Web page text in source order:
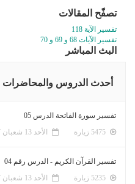
تصفّح المقالات
تفسير الآية 118
تفسير الآيات 68 و 69 و 70
البث المباشر
أحدث الدروس والمحاضرات
تفسير سورة الفاتحة الدرس 05
الأحد 13 شعبان 1447ﻫ 1-2-2026م
تفسير القرآن الكريم - الدرس رقم 04
الأحد 13 شعبان 1447ﻫ 1-2-2026م